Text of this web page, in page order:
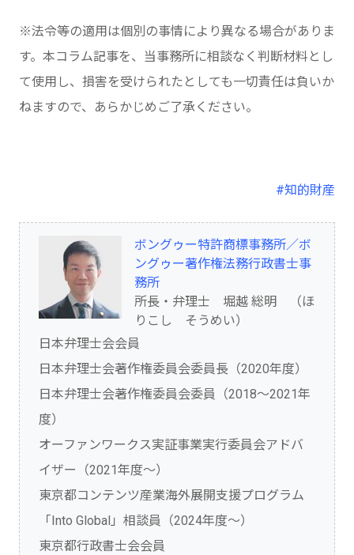
※法令等の適用は個別の事情により異なる場合がありま
す。本コラム記事を、当事務所に相談なく判断材料とし
て使用し、損害を受けられたとしても一切責任は負いか
ねますので、あらかじめご了承ください。
#知的財産
ボングゥー特許商標事務所／ボ
ングゥー著作権法務行政書士事
務所
所長・弁理士 堀越 総明 （ほ
りこし そうめい）
日本弁理士会会員
日本弁理士会著作権委員会委員長（2020年度）
日本弁理士会著作権委員会委員（2018～2021年
度）
オーファンワークス実証事業実行委員会アドバ
イザー（2021年度～）
東京都コンテンツ産業海外展開支援プログラム
「Into Global」相談員（2024年度～）
東京都行政書士会会員